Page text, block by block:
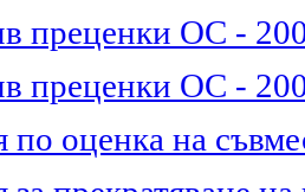
преценки ОС -
преценки ОС -
по оценка на